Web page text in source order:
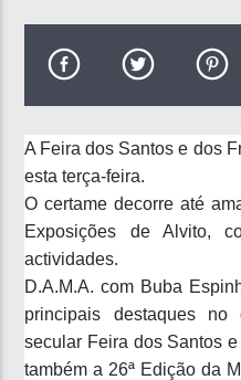
A Feira dos Santos e dos
esta terça-feira.
O certame decorre até
Exposições de Alvito,
actividades.
D.A.M.A. com Buba
principais destaques
secular Feira dos Santos
também a 26ª Edição da